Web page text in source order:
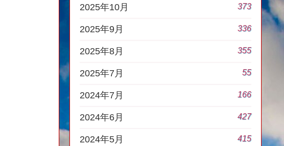
2025年10月 373
2025年9月 336
2025年8月 355
2025年7月 55
2024年7月 166
2024年6月 427
2024年5月 415